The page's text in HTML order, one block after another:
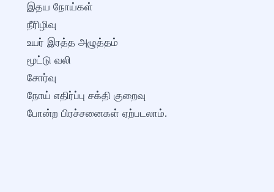
இதய நோய்கள்
நீரிழிவு
உயர் இரத்த அழுத்தம்
மூட்டு வலி
சோர்வு
நோய் எதிர்ப்பு சக்தி குறைவு
போன்ற பிரச்சனைகள் ஏற்படலாம்.